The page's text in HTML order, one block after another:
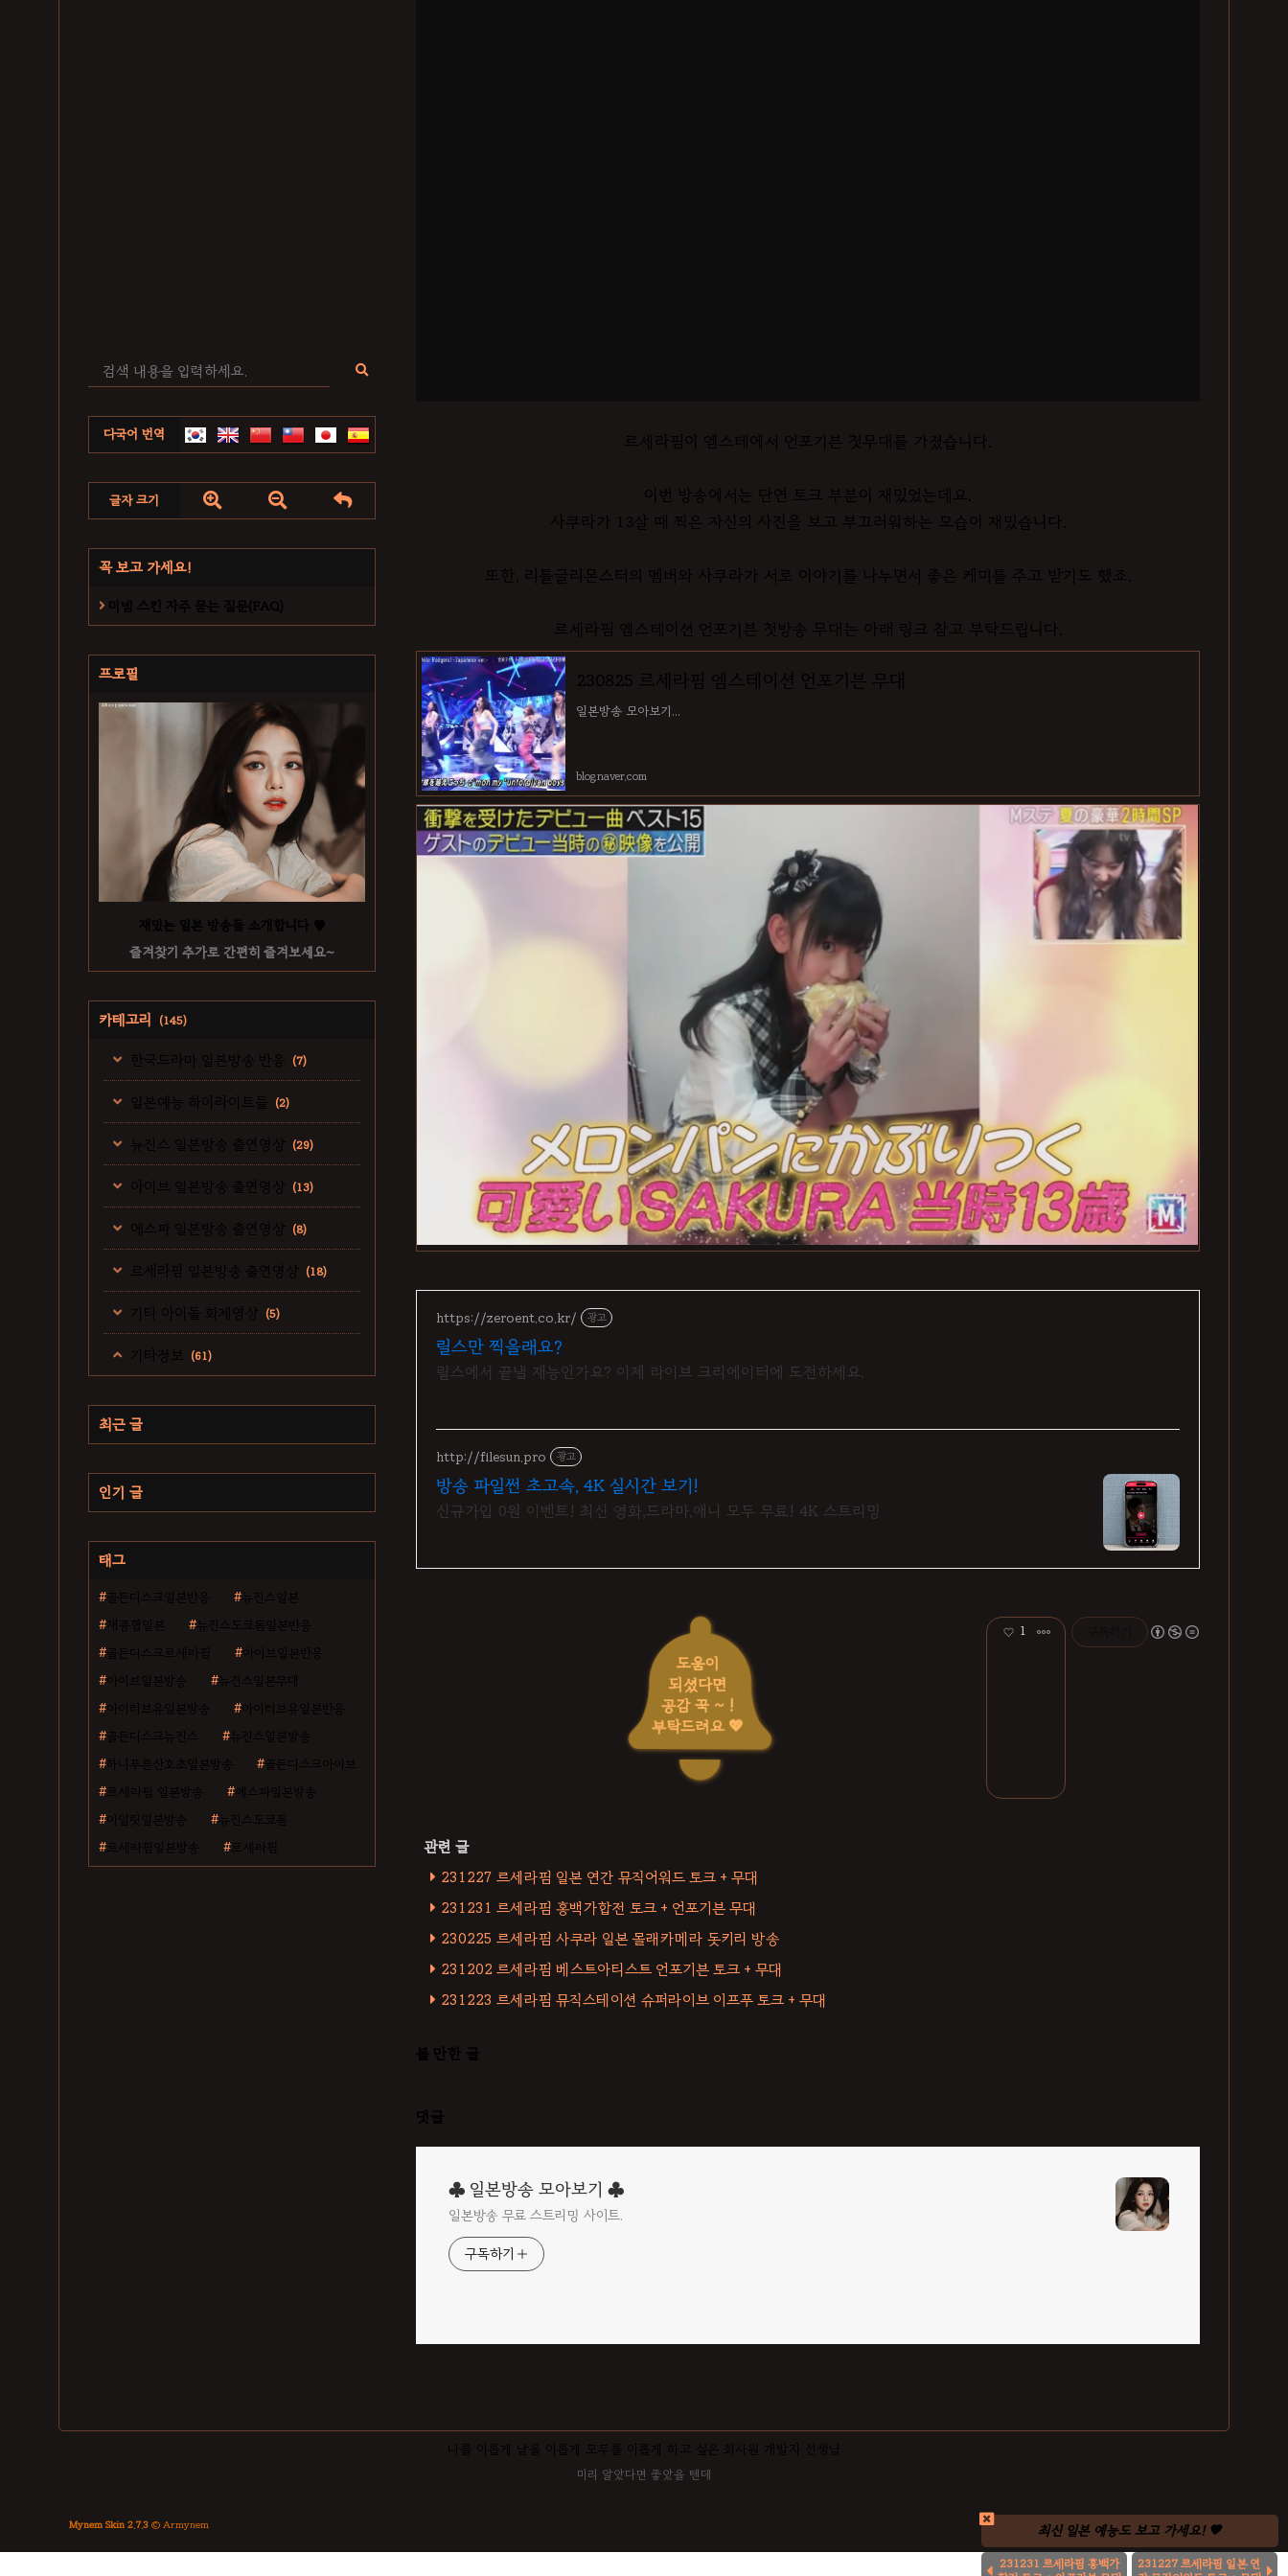
다국어 번역
글자 크기   
꼭 보고 가세요!
미넴 스킨 자주 묻는 질문(FAQ)
프로필
재밌는 일본 방송들 소개합니다 ♥
즐겨찾기 추가로 간편히 즐겨보세요~
카테고리 (145)
한국드라마 일본방송 반응 (7)
일본예능 하이라이트들 (2)
뉴진스 일본방송 출연영상 (29)
아이브 일본방송 출연영상 (13)
에스파 일본방송 출연영상 (8)
르세라핌 일본방송 출연영상 (18)
기타 아이돌 화제영상 (5)
기타정보 (61)
최근 글
인기 글
태그
골든디스크일본반응
뉴진스일본
채종협일본
뉴진스도쿄돔일본반응
골든디스크르세라핌
아이브일본반응
아이브일본방송
뉴진스일본무대
아이러브유일본방송
아이러브유일본반응
골든디스크뉴진스
뉴진스일본방송
하니푸른산호초일본방송
골든디스크아이브
르세라핌 일본방송
에스파일본방송
아일릿일본방송
뉴진스도쿄돔
르세라핌일본방송
르세라핌
르세라핌이 엠스테에서 언포기븐 첫무대를 가졌습니다.
이번 방송에서는 단연 토크 부분이 재밌었는데요.
사쿠라가 13살 때 찍은 자신의 사진을 보고 부끄러워하는 모습이 재밌습니다.
또한, 리틀글리몬스터의 멤버와 사쿠라가 서로 이야기를 나누면서 좋은 케미를 주고 받기도 했죠.
르세라핌 엠스테이션 언포기븐 첫방송 무대는 아래 링크 참고 부탁드립니다.
230825 르세라핌 엠스테이션 언포기븐 무대
일본방송 모아보기...
blog.naver.com
https://zeroent.co.kr/ 광고
릴스만 찍을래요?
릴스에서 끝낼 재능인가요? 이제 라이브 크리에이터에 도전하세요.
http://filesun.pro 광고
방송 파일썬 초고속, 4K 실시간 보기!
신규가입 0원 이벤트! 최신 영화,드라마,애니 모두 무료! 4K 스트리밍
도움이
되셨다면
공감 꾹 ~ !
부탁드려요 💖
1
231227 르세라핌 일본 연간 뮤직어워드 토크 + 무대
231231 르세라핌 홍백가합전 토크 + 언포기븐 무대
230225 르세라핌 사쿠라 일본 몰래카메라 돗키리 방송
231202 르세라핌 베스트아티스트 언포기븐 토크 + 무대
231223 르세라핌 뮤직스테이션 슈퍼라이브 이프푸 토크 + 무대
볼 만한 글
댓글
♣ 일본방송 모아보기 ♣
일본방송 무료 스트리밍 사이트.
구독하기
나를 이롭게 남을 이롭게 모두를 이롭게 하고 싶은 회사원 개발자 선생님
미리 알았다면 좋았을 텐데
Mynem Skin 2.7.3 © Armynem 최신 일본 예능도 보고 가세요! 🧡
 231231 르세라핌 홍백가
231227 르세라핌 일본 연 